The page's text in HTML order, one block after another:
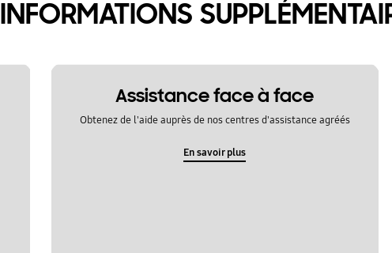
INFORMATIONS
Assistance face à face
Obtenez de l'aide auprès de nos centres d'assistance agréés
En savoir plus